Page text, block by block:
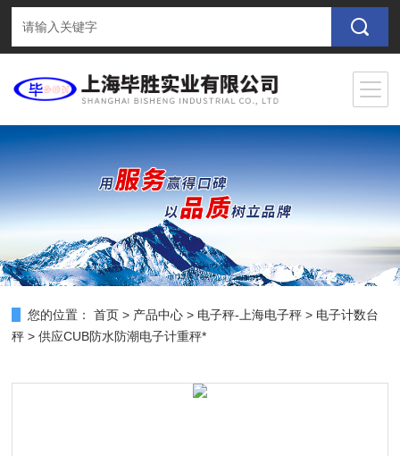
您的位置： 首页 > 产品中心 > 电子秤-上海电子秤 > 电子计数台
秤 > 供应CUB防水防潮电子计重秤*